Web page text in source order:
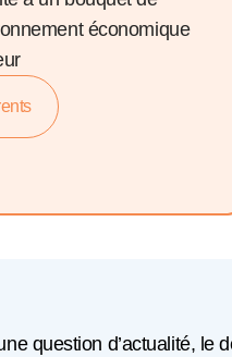
économique
question d’actualité, le